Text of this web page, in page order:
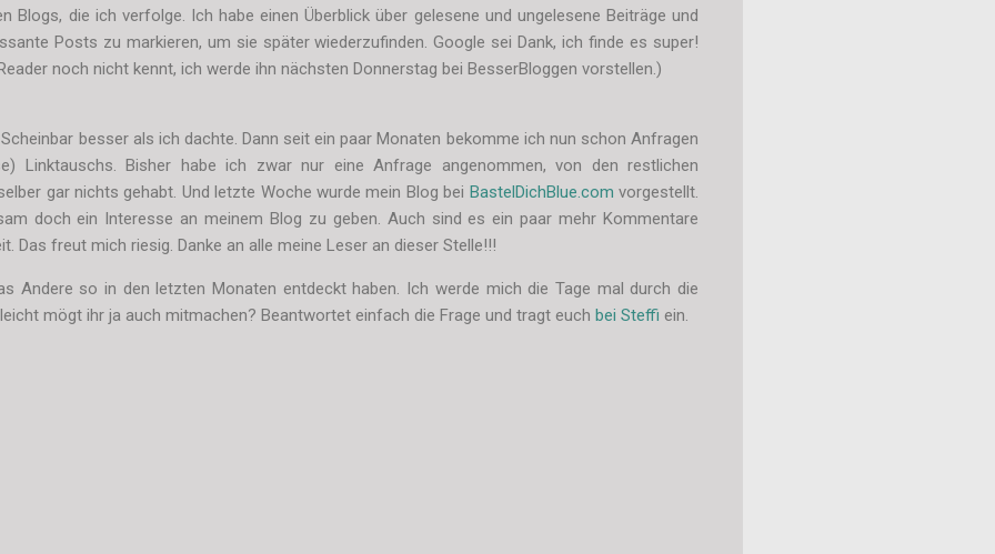
Blogs, die ich verfolge. Ich habe einen Überblick über gelesene und ungelesene Beiträge und
Posts zu markieren, um sie später wiederzufinden. Google sei Dank, ich finde es super!
noch nicht kennt, ich werde ihn nächsten Donnerstag bei BesserBloggen vorstellen.)
Scheinbar besser als ich dachte. Dann seit ein paar Monaten bekomme ich nun schon Anfragen
Linktauschs. Bisher habe ich zwar nur eine Anfrage angenommen, von den restlichen
gar nichts gehabt. Und letzte Woche wurde mein Blog bei BastelDichBlue.com vorgestellt.
doch ein Interesse an meinem Blog zu geben. Auch sind es ein paar mehr Kommentare
Das freut mich riesig. Danke an alle meine Leser an dieser Stelle!!!
Andere so in den letzten Monaten entdeckt haben. Ich werde mich die Tage mal durch die
mögt ihr ja auch mitmachen? Beantwortet einfach die Frage und tragt euch bei Steffi ein.